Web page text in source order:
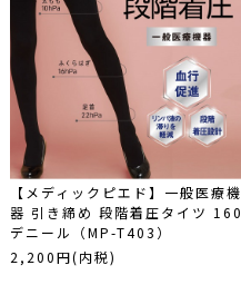
【メディックピエド】一般医療機
器 引き締め 段階着圧タイツ 160
デニール（MP-T403）
2,200円(内税)